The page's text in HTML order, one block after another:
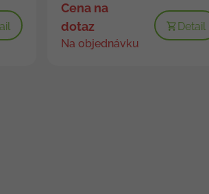
Cena na
dotaz
Na objednávku
Detail